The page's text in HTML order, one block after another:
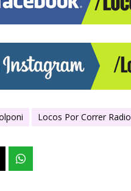
Locos Por Correr Radio